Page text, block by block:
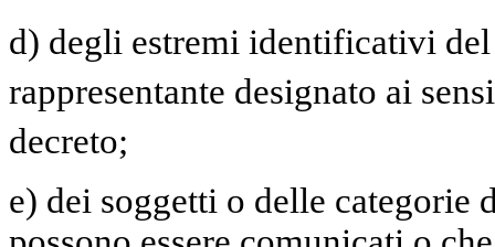
d) degli estremi identificativi
rappresentante designato ai
decreto;
e) dei soggetti o delle categorie